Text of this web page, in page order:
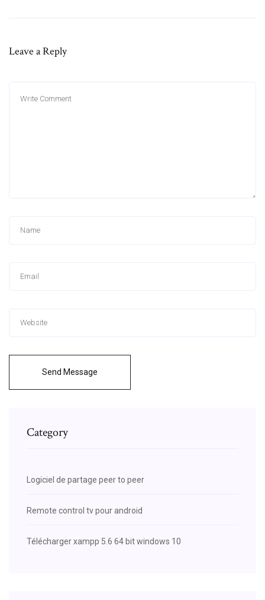
Leave a Reply
Send Message
Category
Logiciel de partage peer to peer
Remote control tv pour android
Télécharger xampp 5.6 64 bit windows 10